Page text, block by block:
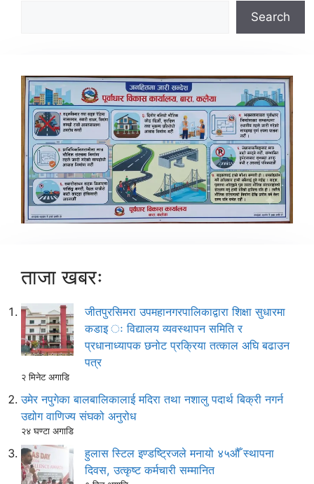
Search
ताजा खबरः
जीतपुरसिमरा उपमहानगरपालिकाद्वारा शिक्षा सुधारमा
कडाइ ः विद्यालय व्यवस्थापन समिति र
प्रधानाध्यापक छनोट प्रक्रिया तत्काल अघि बढाउन
पत्र
२ मिनेट अगाडि
उमेर नपुगेका बालबालिकालाई मदिरा तथा नशालु पदार्थ बिक्री नगर्न
उद्योग वाणिज्य संघको अनुरोध
२४ घण्टा अगाडि
हुलास स्टिल इण्डष्ट्रिजले मनायो ४५औँ स्थापना
दिवस, उत्कृष्ट कर्मचारी सम्मानित